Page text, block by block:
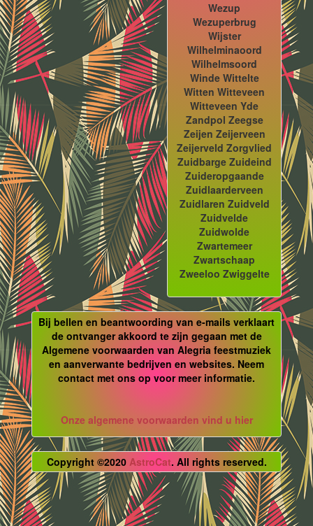
Wezup
Wezuperbrug
Wijster
Wilhelminaoord
Wilhelmsoord
Winde Wittelte
Witten Witteveen
Witteveen Yde
Zandpol Zeegse
Zeijen Zeijerveen
Zeijerveld Zorgvlied
Zuidbarge Zuideind
Zuideropgaande
Zuidlaarderveen
Zuidlaren Zuidveld
Zuidvelde
Zuidwolde
Zwartemeer
Zwartschaap
Zweeloo Zwiggelte
Bij bellen en beantwoording van e-mails verklaart
de ontvanger akkoord te zijn gegaan met de
Algemene voorwaarden van Alegria feestmuziek
en aanverwante bedrijven en websites. Neem
contact met ons op voor meer informatie.
Onze algemene voorwaarden vind u hier
Copyright ©2020 AstroCat. All rights reserved.